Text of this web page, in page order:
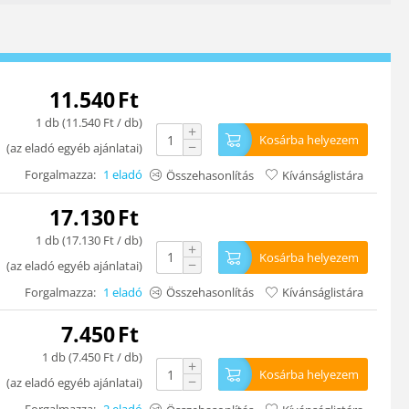
11.540Ft
1 db (11.540 Ft/ db)
(az eladó egyéb ajánlatai)
+
− Kosárba helyezem
Forgalmazza: 1 eladó Összehasonlítás Kívánságlistára
17.130Ft
1 db (17.130 Ft/ db)
(az eladó egyéb ajánlatai)
+
− Kosárba helyezem
Forgalmazza: 1 eladó Összehasonlítás Kívánságlistára
7.450Ft
1 db (7.450 Ft/ db)
(az eladó egyéb ajánlatai)
+
− Kosárba helyezem